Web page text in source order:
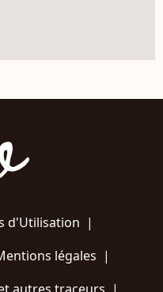
d'Utilisation |
légales |